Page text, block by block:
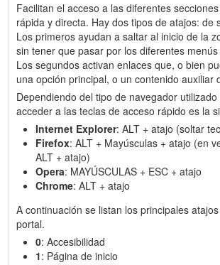
Facilitan el acceso a las diferentes
rápida y directa. Hay dos tipos de atajos: de
Los primeros ayudan a saltar al inicio de la
sin tener que pasar por los diferentes
Los segundos activan enlaces que, o bien
una opción principal, o un contenido auxiliar
Dependiendo del tipo de navegador
acceder a las teclas de acceso rápido es la
Internet Explorer: ALT + atajo (soltar
Firefox: ALT + Mayúsculas + atajo (en
ALT + atajo)
Opera: MAYÚSCULAS + ESC + atajo
Chrome: ALT + atajo
A continuación se listan los principales
portal.
0: Accesibilidad
1: Página de inicio